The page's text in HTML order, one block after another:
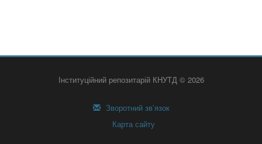
Інституційний репозитарій КНУТД © 2026
Зворотний зв’язок
Карта сайту